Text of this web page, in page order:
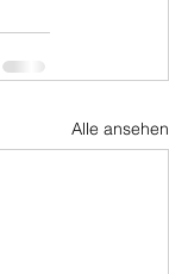
Alle ansehen